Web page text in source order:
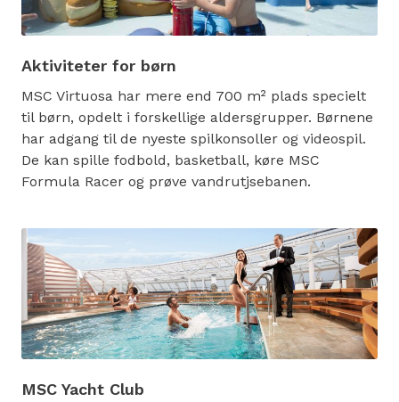
Aktiviteter for børn
MSC Virtuosa har mere end 700 m² plads specielt
til børn, opdelt i forskellige aldersgrupper. Børnene
har adgang til de nyeste spilkonsoller og videospil.
De kan spille fodbold, basketball, køre MSC
Formula Racer og prøve vandrutjsebanen.
MSC Yacht Club